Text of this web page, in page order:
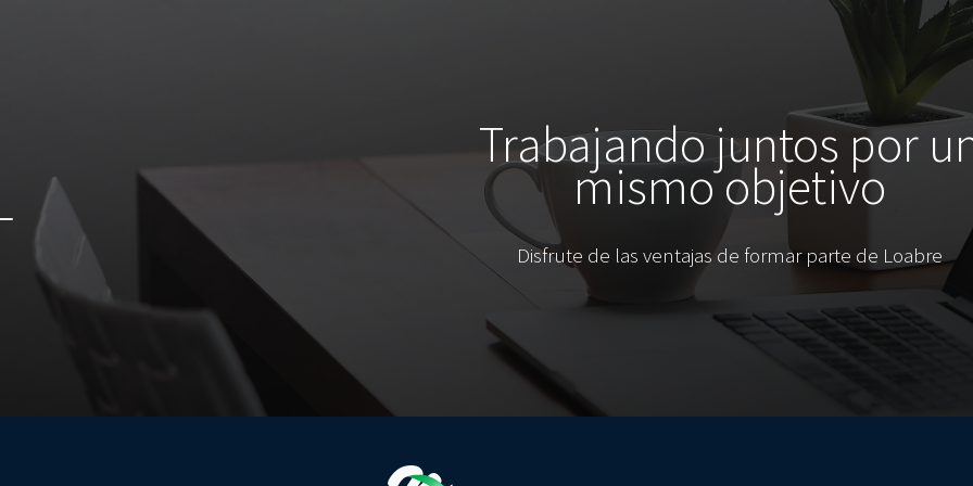
Trabajando juntos por
mismo objetivo
Disfrute de las ventajas de formar parte de Loabre